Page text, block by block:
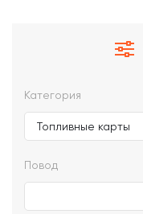
Категория
Повод